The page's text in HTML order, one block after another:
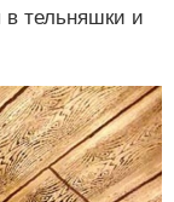
тельняшки и